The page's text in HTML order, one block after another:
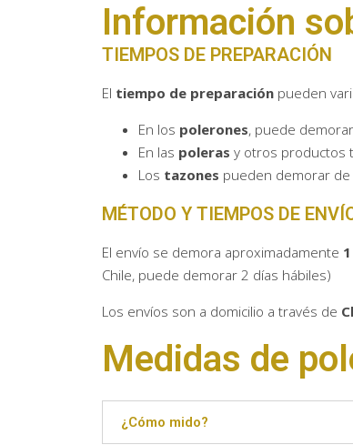
Información
TIEMPOS DE PREPARACIÓN
El tiempo de preparación pueden
En los polerones, puede
En las poleras y otros productos
Los tazones pueden demorar de
MÉTODO Y TIEMPOS DE
El envío se demora aproximadamente
Chile, puede demorar 2 días hábiles)
Los envíos son a domicilio a través de
Medidas de
¿Cómo mido?